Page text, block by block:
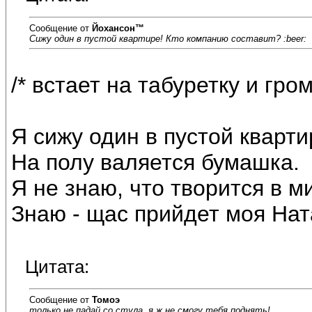
Сообщение от Йохансон™
Сижу один в пустой квартире! Кто компанию составит? :beer:
/* встает на табуретку и
Я сижу один в пустой
На полу валяется бумашка.
Я не знаю, что творится в
Знаю - щас прийдет моя
Цитата:
Сообщение от Томоэ